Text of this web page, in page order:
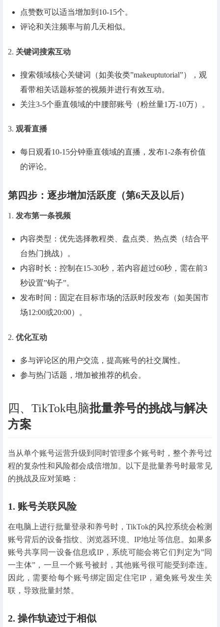
点赞数可以适当增加到10-15个。
评论和关注频率与前几天相似。
2. 关键词搜索互动
搜索领域核心关键词（如美妆类”makeuptutorial”），观
看带相关话题标签的视频并进行有效互动。
关注3-5个垂直领域的中腰部账号（粉丝量1万-10万）。
3. 观看直播
每日观看10-15分钟垂直领域的直播，发布1-2条有价值
的评论。
第四步：逐步增加活跃度（第6天及以后）
1. 发布第一条视频
内容类型：优先选择教程类、盘点类、热点类（结合平
台热门挑战）。
内容时长：控制在15-30秒，若内容超过60秒，需在前3
秒设置”钩子”。
发布时间：固定在目标市场的活跃时段发布（如美国市
场12:00或20:00）。
2. 优化互动
多与评论区的用户交流，提高账号的社交属性。
参与热门话题，增加被推荐的机会。
四、TikTok电脑批量养号的挑战与解决
方案
当从单个账号运营升级到同时管理多个账号时，整个养号过
程的复杂性和风险都会成倍增加。以下是批量养号时最常见
的挑战及应对策略：
1. 账号关联风险
在电脑上进行批量登录和养号时，TikTok的风控系统会检测
账号背后的设备指纹、浏览器环境、IP地址等信息。如果多
账号共享同一设备信息或IP，系统可能会将它们判定为”同
一主体”，一旦一个账号被封，其他账号很可能受到牵连。
因此，需要给每个账号绑定固定住宅IP，避免账号发生关
联，导致批量封禁。
2. 操作轨迹过于相似